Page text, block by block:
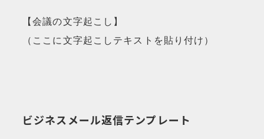
【会議の文字起こし】
（ここに文字起こしテキストを貼り付け）
ビジネスメール返信テンプレート